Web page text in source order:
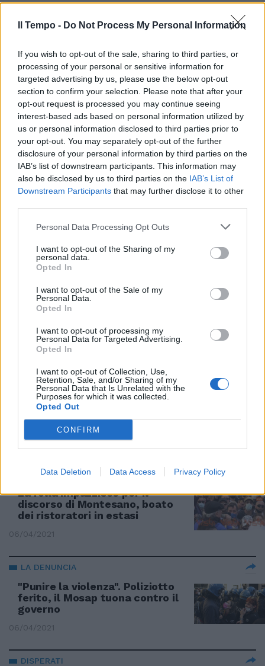
Il Tempo - Do Not Process My Personal Information
If you wish to opt-out of the sale, sharing to third parties, or
processing of your personal or sensitive information for
targeted advertising by us, please use the below opt-out
section to confirm your selection. Please note that after your
opt-out request is processed you may continue seeing
interest-based ads based on personal information utilized by
us or personal information disclosed to third parties prior to
your opt-out. You may separately opt-out of the further
disclosure of your personal information by third parties on the
IAB’s list of downstream participants. This information may
also be disclosed by us to third parties on the IAB’s List of
Downstream Participants that may further disclose it to other
Personal Data Processing Opt Outs
I want to opt-out of the Sharing of my
personal data.
Opted In
I want to opt-out of the Sale of my
Personal Data.
Opted In
I want to opt-out of processing my
Personal Data for Targeted Advertising.
Opted In
I want to opt-out of Collection, Use,
Retention, Sale, and/or Sharing of my
Personal Data that Is Unrelated with the
Purposes for which it was collected.
Opted Out
CONFIRM
Data Deletion Data Access Privacy Policy
FUORI CONTROLLO
degli agricoltori a Montecitorio
e in tutti i capoluoghi
08/07/2021
SINISTRA SENZA ANIMA
Crisi dem, perché il Pd è primo
solo nell'outfit
05/06/2021
Le donne di Luisa Ciampi tornano
03/06/2021
LA MANIFESTAZIONE
"Mancano mezzi e uomini". I vigili
del fuoco protestano a
Montecitorio
20/05/2021
RISTORATORI IN PIAZZA
Scontri e bombe carta, tensione
alle stelle tra ristoratori e
polizia
12/04/2021
PROTESTA
La folla impazzisce per il
discorso di Montesano, boato
dei ristoratori in estasi
06/04/2021
LA DENUNCIA
"Punire la violenza". Poliziotto
ferito, il Mosap tuona contro il
governo
06/04/2021
DISPERATI